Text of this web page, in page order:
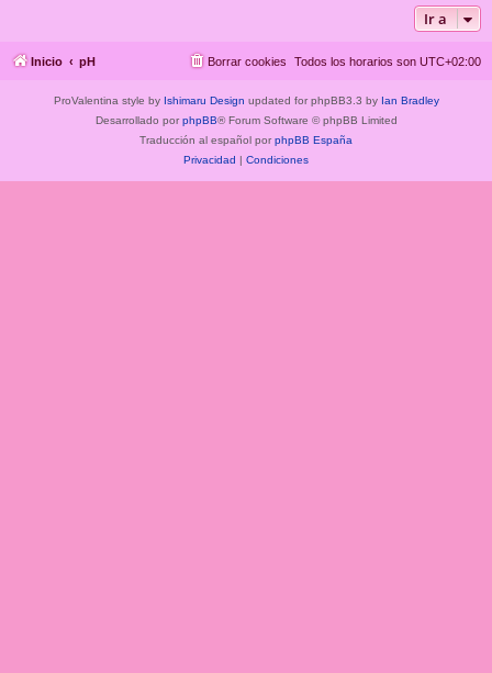
Ir a
Inicio pH Todos los horarios son UTC+02:00
Borrar cookies
ProValentina style by Ishimaru Design updated for phpBB3.3 by Ian Bradley
Desarrollado por phpBB® Forum Software © phpBB Limited
Traducción al español por phpBB España
Privacidad | Condiciones